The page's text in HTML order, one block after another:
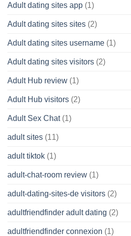
Adult dating sites app (1)
Adult dating sites sites (2)
Adult dating sites username (1)
Adult dating sites visitors (2)
Adult Hub review (1)
Adult Hub visitors (2)
Adult Sex Chat(1)
adult sites (11)
adult tiktok (1)
adult-chat-room review (1)
adult-dating-sites-de visitors (2)
adultfriendfinder adult dating (2)
adultfriendfinder connexion (1)